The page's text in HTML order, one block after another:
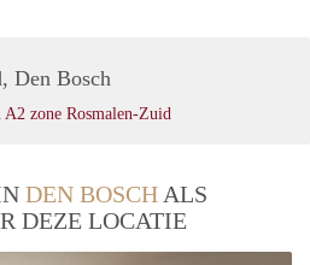
Den Bosch
zone Rosmalen-Zuid
DEN BOSCH ALS
DEZE LOCATIE